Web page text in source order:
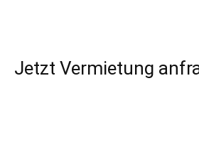
Jetzt Vermietung